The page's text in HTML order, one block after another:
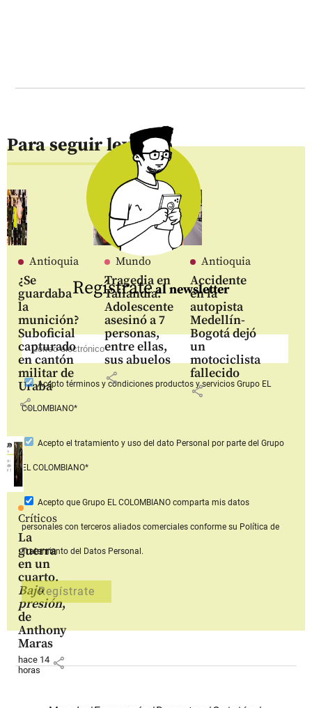
Para seguir leyendo
Antioquia
¿Se
guardaba
la
munición?
Suboficial
capturado
en cantón
militar de
Urabá
share
Mundo
Tragedia en
Tailandia:
Adolescente
asesinó a 7
personas,
entre ellas,
sus abuelos
share
Antioquia
Accidente
en la
autopista
Medellín-
Bogotá dejó
un
motociclista
fallecido
share
Críticos
La
guerra
en un
cuarto.
Bajo
presión,
de
Anthony
Maras
hace 14
horas
share
Regístrateal newsletter
Aceptotérminos y condiciones productos y serviciosGrupo EL
COLOMBIANO*
Acepto el tratamiento y uso del dato Personal por parte del Grupo
EL COLOMBIANO*
Acepto que Grupo EL COLOMBIANOcomparta mis datos
personales con terceros aliados comerciales conforme su Política de
Tratamiento del Datos Personal.